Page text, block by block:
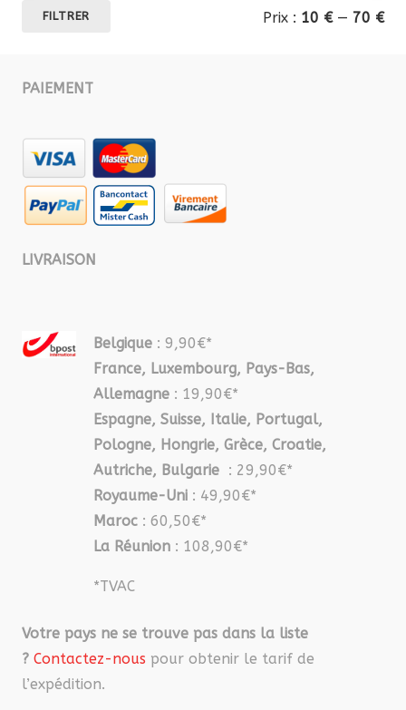
FILTRER Prix : 10 €— 70 €
PAIEMENT
LIVRAISON
Belgique : 9,90€*
France, Luxembourg, Pays-Bas,
Allemagne : 19,90€*
Espagne, Suisse, Italie, Portugal,
Pologne, Hongrie, Grèce, Croatie,
Autriche, Bulgarie : 29,90€*
Royaume-Uni : 49,90€*
Maroc : 60,50€*
La Réunion : 108,90€*
*TVAC
Votre pays ne se trouve pas dans la liste
? Contactez-nous pour obtenir le tarif de
l’expédition.